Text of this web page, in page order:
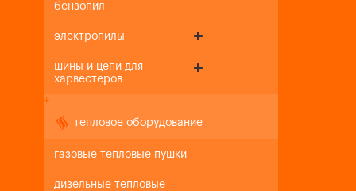
бензопил
электропилы
шины и цепи для
харвестеров
+-
тепловое оборудование
газовые тепловые пушки
дизельные тепловые